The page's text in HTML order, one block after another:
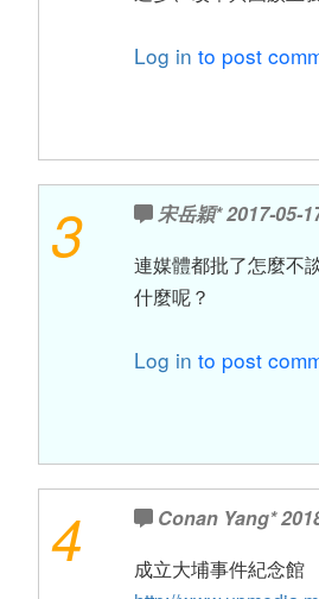
Log in to post
3 宋岳穎*2017-05-
連媒體都批了怎麼不
什麼呢？
Log in to post
4 Conan Yang*
成立大埔事件紀念